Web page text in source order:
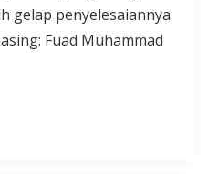
gelap penyelesaiannya
Fuad Muhammad